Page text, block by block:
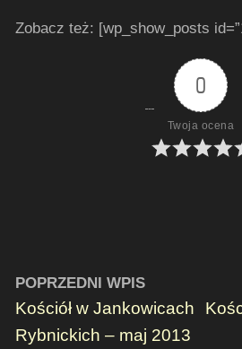
Zobacz też: [wp_show_posts
0
Twoja ocena
POPRZEDNI WPIS
Kościół w Jankowicach
Rybnickich – maj 2013